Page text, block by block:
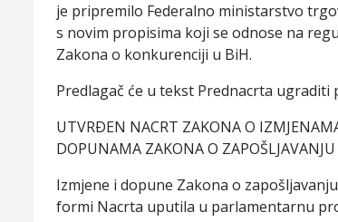
je pripremilo Federalno ministarstvo
s novim propisima koji se odnose na
Zakona o konkurenciji u BiH.
Predlagač će u tekst Prednacrta
UTVRÐEN NACRT ZAKONA O
DOPUNAMA ZAKONA O
Izmjene i dopune Zakona o
formi Nacrta uputila u parlamentarnu